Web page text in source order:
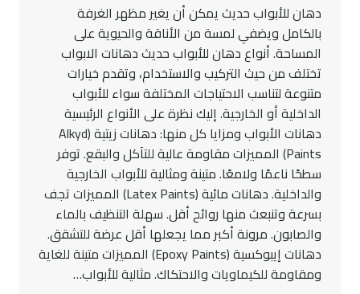
دهان للأبواب حديث يمكن أن يغير مظهر الغرفة
بالكامل ويضفي لمسة من الأناقة والحيوية على
المساحة. أنواع دهان للأبواب حديث دهانات الابواب
تختلف من حيث التركيب والاستخدام، وتقدم خيارات
متنوعة لتناسب الاحتياجات المختلفة سواء للأبواب
الداخلية أو الخارجية. إليك نظرة على الأنواع الرئيسية
دهانات الأبواب ومزايا كل منها: دهانات زيتية (Alkyd
Paints) المميزات مقاومة عالية للتآكل والبقع. توفر
سطحًا ناعمًا ولامعًا. متينة ومثالية للأبواب الخارجية
والداخلية. دهانات مائية (Latex Paints) المميزات تجف
بسرعة وتنبعث منها روائح أقل. سهلة التنظيف بالماء
والصابون. مرونة أكبر مما يجعلها أقل عرضة للتشقق.
دهانات إيبوكسية (Epoxy Paints) المميزات متينة للغاية
ومقاومة للكيماويات والاحتكاك. مثالية للأبواب…